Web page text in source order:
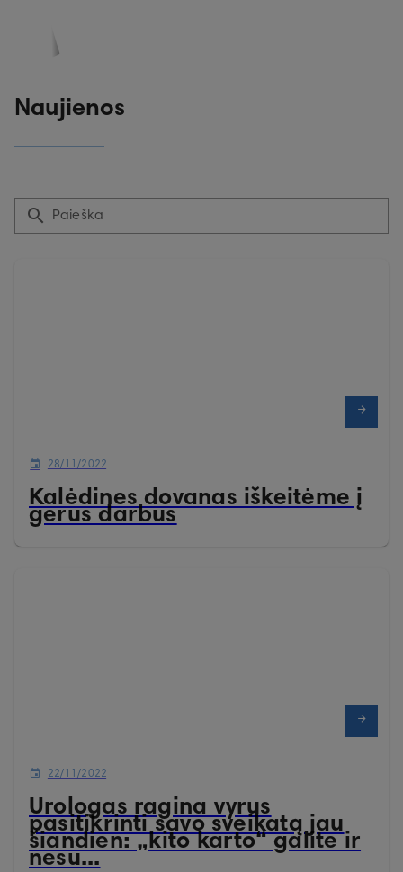
Naujienos
Paieška
28/11/2022
Kalėdines dovanas iškeitėme į
gerus darbus
22/11/2022
Urologas ragina vyrus
pasitikrinti savo sveikatą jau
šiandien: „kito karto“ galite ir
nesu...